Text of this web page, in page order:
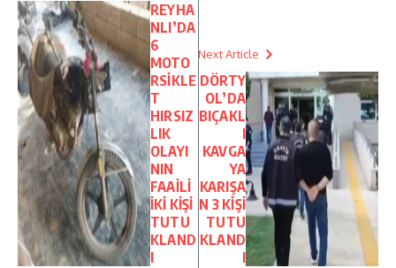
REYHA
NLI’DA
6
MOTO
RSİKLE
T
HIRSIZ
LIK
OLAYI
NIN
FAAİLİ
İKİ KİŞİ
TUTU
KLAND
I
Next Article
DÖRTY
OL’DA
BIÇAKL
I
KAVGA
YA
KARIŞA
N 3 KİŞİ
TUTU
KLAND
I